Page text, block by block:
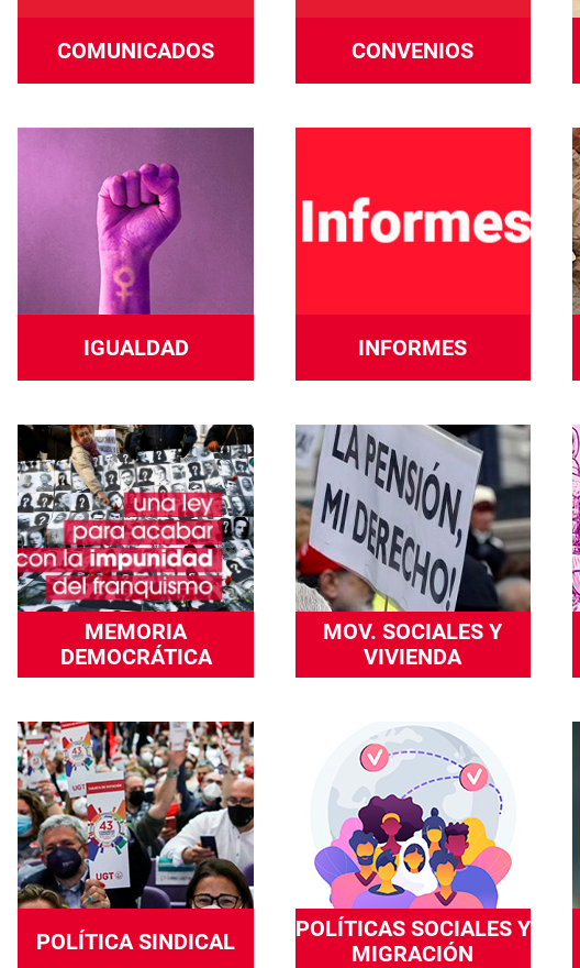
COMUNICADOS CONVENIOS
IGUALDAD INFORMES
MEMORIA
DEMOCRÁTICA
MOV. SOCIALES Y
VIVIENDA
POLÍTICA SINDICAL
POLÍTICAS SOCIALES Y
MIGRACIÓN